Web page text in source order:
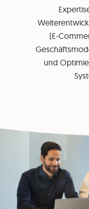
(E-
und